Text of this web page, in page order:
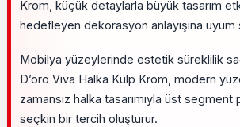
Krom, küçük detaylarla büyük tasarım
hedefleyen dekorasyon anlayışına uyum
Mobilya yüzeylerinde estetik süreklilik
D’oro Viva Halka Kulp Krom, modern
zamansız halka tasarımıyla üst segment
seçkin bir tercih oluşturur.